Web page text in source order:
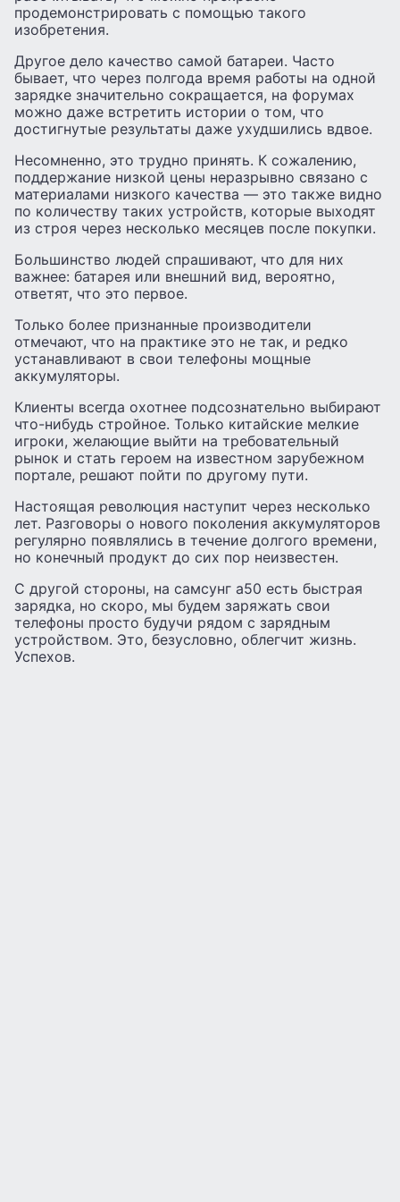
продемонстрировать с помощью такого
изобретения.
Другое дело качество самой батареи. Часто
бывает, что через полгода время работы на одной
зарядке значительно сокращается, на форумах
можно даже встретить истории о том, что
достигнутые результаты даже ухудшились вдвое.
Несомненно, это трудно принять. К сожалению,
поддержание низкой цены неразрывно связано с
материалами низкого качества — это также видно
по количеству таких устройств, которые выходят
из строя через несколько месяцев после покупки.
Большинство людей спрашивают, что для них
важнее: батарея или внешний вид, вероятно,
ответят, что это первое.
Только более признанные производители
отмечают, что на практике это не так, и редко
устанавливают в свои телефоны мощные
аккумуляторы.
Клиенты всегда охотнее подсознательно выбирают
что-нибудь стройное. Только китайские мелкие
игроки, желающие выйти на требовательный
рынок и стать героем на известном зарубежном
портале, решают пойти по другому пути.
Настоящая революция наступит через несколько
лет. Разговоры о нового поколения аккумуляторов
регулярно появлялись в течение долгого времени,
но конечный продукт до сих пор неизвестен.
С другой стороны, на самсунг а50 есть быстрая
зарядка, но скоро, мы будем заряжать свои
телефоны просто будучи рядом с зарядным
устройством. Это, безусловно, облегчит жизнь.
Успехов.